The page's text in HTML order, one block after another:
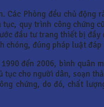
Các Phòng đều chủ
quy trình công chứng
đầu tư trang thiết bị
đúng pháp luật
đến 2006, bình quân
cho người dân, soạn
chứng, do đó, chất